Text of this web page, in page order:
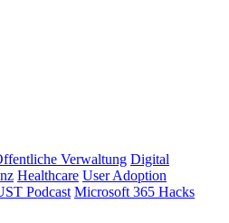
Verwaltung Digital
Healthcare User Adoption
Podcast Microsoft 365 Hacks